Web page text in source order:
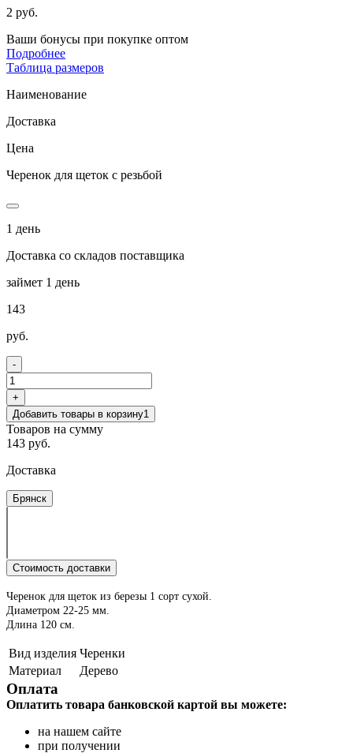
2 руб.
Ваши бонусы при покупке оптом
Подробнее
Таблица размеров
Наименование
Доставка
Цена
Черенок для щеток с резьбой
1 день
Доставка со складов поставщика
займет 1 день
143
руб.
-
+
Добавить товары в корзину1
Товаров на сумму
143 руб.
Доставка
Брянск
Стоимость доставки
Черенок для щеток из березы 1 сорт сухой.
Диаметром 22-25 мм.
Длина 120 см.
Вид изделия Черенки
Материал
Дерево
Оплата
Оплатить товара банковской картой вы можете:
на нашем сайте
при получении